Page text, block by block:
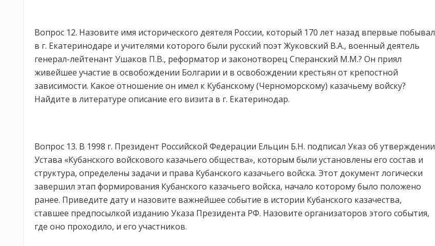
Вопрос 12. Назовите имя исторического деятеля России, который 170 лет назад впервые побывал
в г. Екатеринодаре и учителями которого были русский поэт Жуковский В.А., военный деятель
генерал-лейтенант Ушаков П.В., реформатор и законотворец Сперанский М.М.? Он приял
живейшее участие в освобождении Болгарии и в освобождении крестьян от крепостной
зависимости. Какое отношение он имел к Кубанскому (Черноморскому) казачьему войску?
Найдите в литературе описание его визита в г. Екатеринодар.
Вопрос 13. В 1998 г. Президент Российской Федерации Ельцин Б.Н. подписал Указ об утверждении
Устава «Кубанского войскового казачьего общества», которым были установлены его состав и
структура, определены задачи и права Кубанского казачьего войска. Этот документ логически
завершил этап формирования Кубанского казачьего войска, начало которому было положено
ранее. Приведите дату и назовите важнейшее событие в истории Кубанского казачества,
ставшее предпосылкой изданию Указа Президента РФ. Назовите организаторов этого события,
где оно проходило, и его участников.